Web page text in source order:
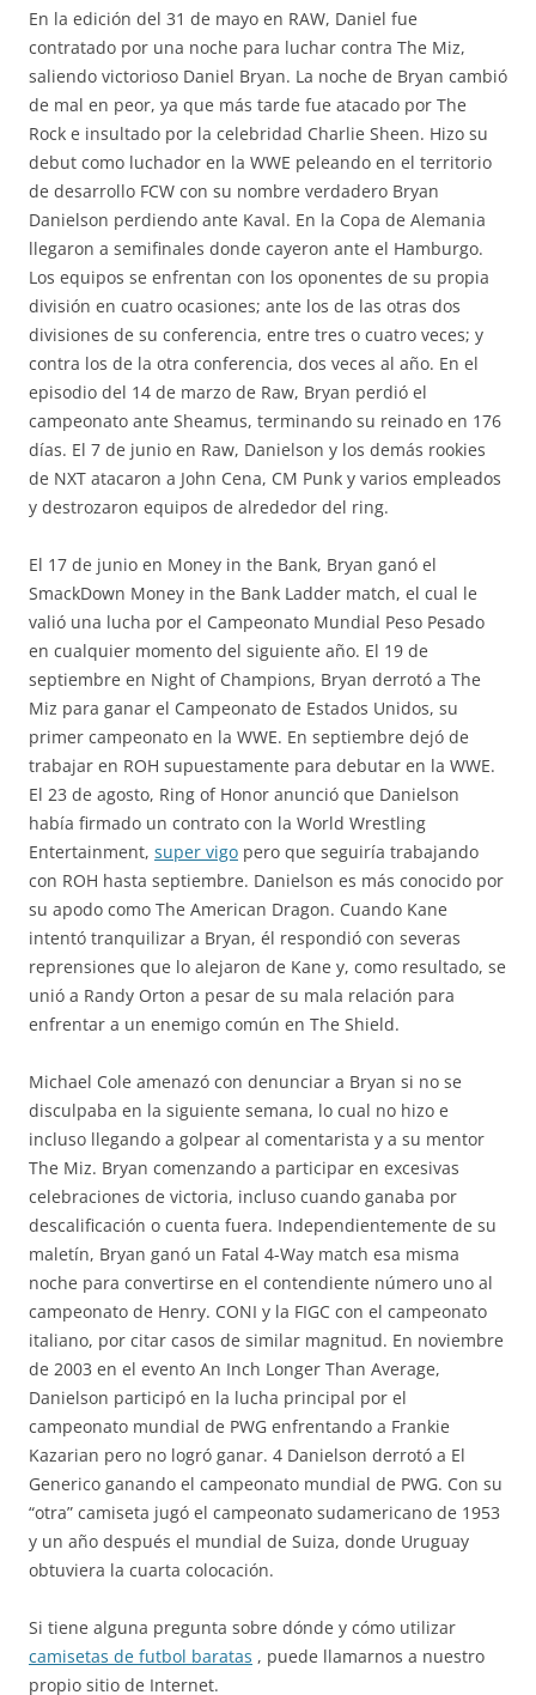
En la edición del 31 de mayo en RAW, Daniel fue
contratado por una noche para luchar contra The Miz,
saliendo victorioso Daniel Bryan. La noche de Bryan cambió
de mal en peor, ya que más tarde fue atacado por The
Rock e insultado por la celebridad Charlie Sheen. Hizo su
debut como luchador en la WWE peleando en el territorio
de desarrollo FCW con su nombre verdadero Bryan
Danielson perdiendo ante Kaval. En la Copa de Alemania
llegaron a semifinales donde cayeron ante el Hamburgo.
Los equipos se enfrentan con los oponentes de su propia
división en cuatro ocasiones; ante los de las otras dos
divisiones de su conferencia, entre tres o cuatro veces; y
contra los de la otra conferencia, dos veces al año. En el
episodio del 14 de marzo de Raw, Bryan perdió el
campeonato ante Sheamus, terminando su reinado en 176
días. El 7 de junio en Raw, Danielson y los demás rookies
de NXT atacaron a John Cena, CM Punk y varios empleados
y destrozaron equipos de alrededor del ring.
El 17 de junio en Money in the Bank, Bryan ganó el
SmackDown Money in the Bank Ladder match, el cual le
valió una lucha por el Campeonato Mundial Peso Pesado
en cualquier momento del siguiente año. El 19 de
septiembre en Night of Champions, Bryan derrotó a The
Miz para ganar el Campeonato de Estados Unidos, su
primer campeonato en la WWE. En septiembre dejó de
trabajar en ROH supuestamente para debutar en la WWE.
El 23 de agosto, Ring of Honor anunció que Danielson
había firmado un contrato con la World Wrestling
Entertainment, super vigo pero que seguiría trabajando
con ROH hasta septiembre. Danielson es más conocido por
su apodo como The American Dragon. Cuando Kane
intentó tranquilizar a Bryan, él respondió con severas
reprensiones que lo alejaron de Kane y, como resultado, se
unió a Randy Orton a pesar de su mala relación para
enfrentar a un enemigo común en The Shield.
Michael Cole amenazó con denunciar a Bryan si no se
disculpaba en la siguiente semana, lo cual no hizo e
incluso llegando a golpear al comentarista y a su mentor
The Miz. Bryan comenzando a participar en excesivas
celebraciones de victoria, incluso cuando ganaba por
descalificación o cuenta fuera. Independientemente de su
maletín, Bryan ganó un Fatal 4-Way match esa misma
noche para convertirse en el contendiente número uno al
campeonato de Henry. CONI y la FIGC con el campeonato
italiano, por citar casos de similar magnitud. En noviembre
de 2003 en el evento An Inch Longer Than Average,
Danielson participó en la lucha principal por el
campeonato mundial de PWG enfrentando a Frankie
Kazarian pero no logró ganar. 4 Danielson derrotó a El
Generico ganando el campeonato mundial de PWG. Con su
“otra” camiseta jugó el campeonato sudamericano de 1953
y un año después el mundial de Suiza, donde Uruguay
obtuviera la cuarta colocación.
Si tiene alguna pregunta sobre dónde y cómo utilizar
camisetas de futbol baratas , puede llamarnos a nuestro
propio sitio de Internet.